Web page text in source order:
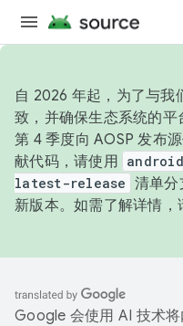
自 2026 年起，为了与我
致，并确保生态系统的
第 4 季度向 AOSP 发布
献代码，请使用
latest-release 清单分
新版本。如需了解详情，
Google 会使用 AI 技术